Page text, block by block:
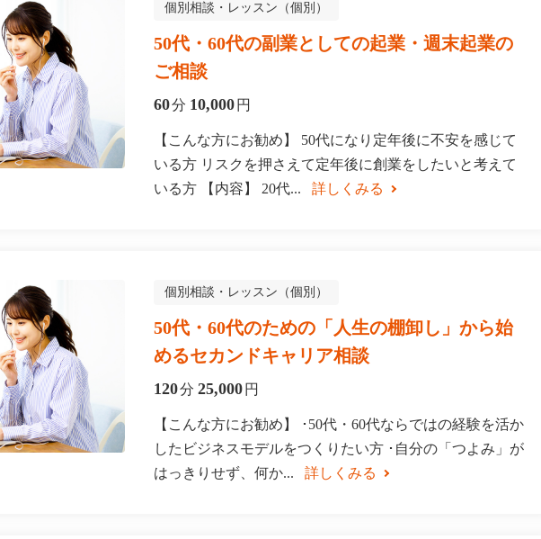
個別相談・レッスン（個別）
50代・60代の副業としての起業・週末起業の
ご相談
60分 10,000 円
【こんな方にお勧め】 50代になり定年後に不安を感じて
いる方 リスクを押さえて定年後に創業をしたいと考えて
いる方 【内容】 20代...
詳しくみる
個別相談・レッスン（個別）
50代・60代のための「人生の棚卸し」から始
めるセカンドキャリア相談
120分 25,000 円
【こんな方にお勧め】 ･50代・60代ならではの経験を活か
したビジネスモデルをつくりたい方 ･自分の「つよみ」が
はっきりせず、何か...
詳しくみる